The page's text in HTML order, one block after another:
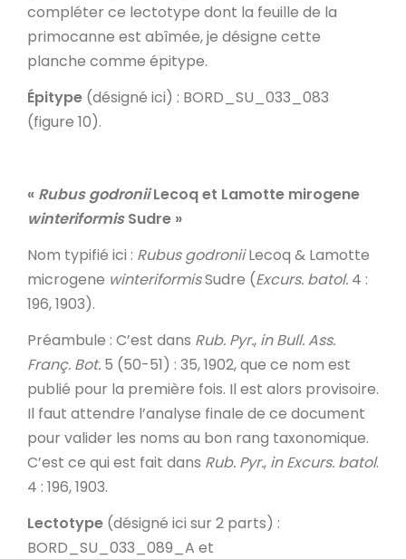
compléter ce lectotype dont la feuille de la
primocanne est abîmée, je désigne cette
planche comme épitype.
Épitype (désigné ici) : BORD_SU_033_083
(figure 10).
« Rubus godroniiLecoq et Lamotte mirogene
winteriformisSudre »
Nom typifié ici : Rubus godroniiLecoq & Lamotte
microgene winteriformisSudre (Excurs. batol. 4 :
196, 1903).
Préambule : C’est dans Rub. Pyr., in Bull. Ass.
Franç. Bot. 5 (50-51) : 35, 1902, que ce nom est
publié pour la première fois. Il est alors provisoire.
Il faut attendre l’analyse finale de ce document
pour valider les noms au bon rang taxonomique.
C’est ce qui est fait dans Rub. Pyr., in Excurs. batol.
4 : 196, 1903.
Lectotype (désigné ici sur 2 parts) :
BORD_SU_033_089_A et